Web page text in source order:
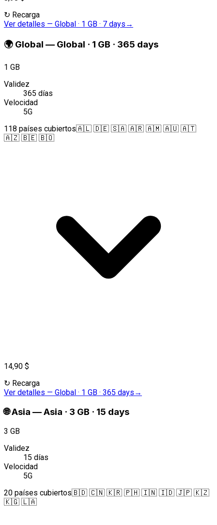
↻ Recarga
Ver detalles — Global · 1 GB · 7 days →
🌍 Global — Global · 1 GB · 365 days
1 GB
Validez
365 días
Velocidad
5G
118 países cubiertos🇦🇱 🇩🇪 🇸🇦 🇦🇷 🇦🇲 🇦🇺 🇦🇹
🇦🇿 🇧🇪 🇧🇴
14,90 $
↻ Recarga
Ver detalles — Global · 1 GB · 365 days →
🌐Asia —Asia · 3 GB · 15 days
3 GB
Validez
15 días
Velocidad
5G
20 países cubiertos🇧🇩 🇨🇳 🇰🇷 🇵🇭 🇮🇳 🇮🇩 🇯🇵 🇰🇿
🇰🇬 🇱🇦